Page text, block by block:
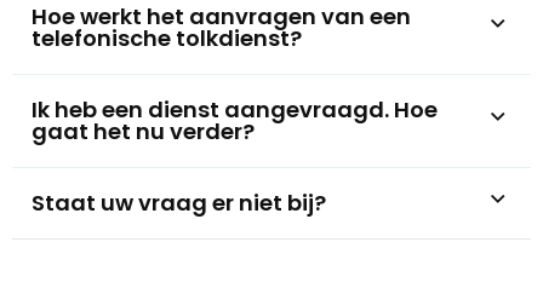
Hoe werkt het aanvragen van een
telefonische tolkdienst?
Ik heb een dienst aangevraagd. Hoe
gaat het nu verder?
Staat uw vraag er niet bij?